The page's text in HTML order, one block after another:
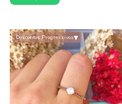
Descontos Progressivos▾